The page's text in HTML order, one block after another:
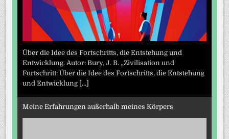
Über die Idee des Fortschritts, die Entstehung und
Entwicklung. Autor: Bury, J. B. „Zivilisation und
Fortschritt: Über die Idee des Fortschritts, die Entstehung
und Entwicklung [...]
Meine Erfahrungen außerhalb meines Körpers